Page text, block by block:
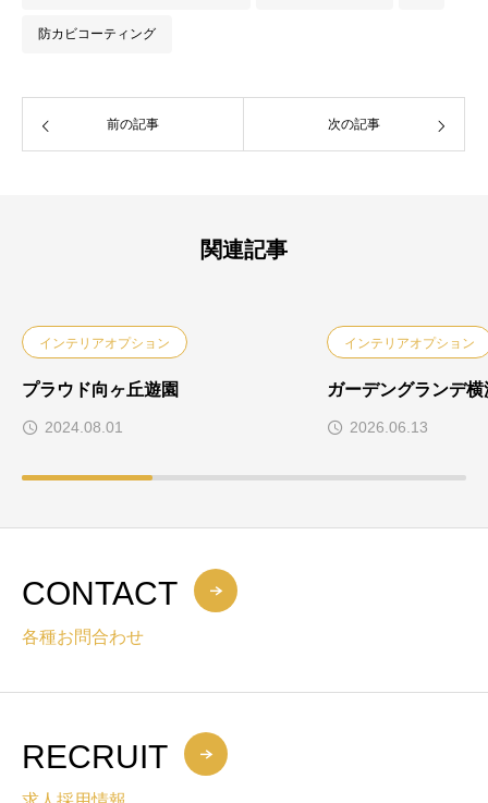
防カビコーティング
前の記事 次の記事
関連記事
インテリアオプション
プラウド向ヶ丘遊園
2024.08.01
インテリアオプション
ガーデングランデ
2026.06.13
CONTACT
各種お問合わせ
RECRUIT